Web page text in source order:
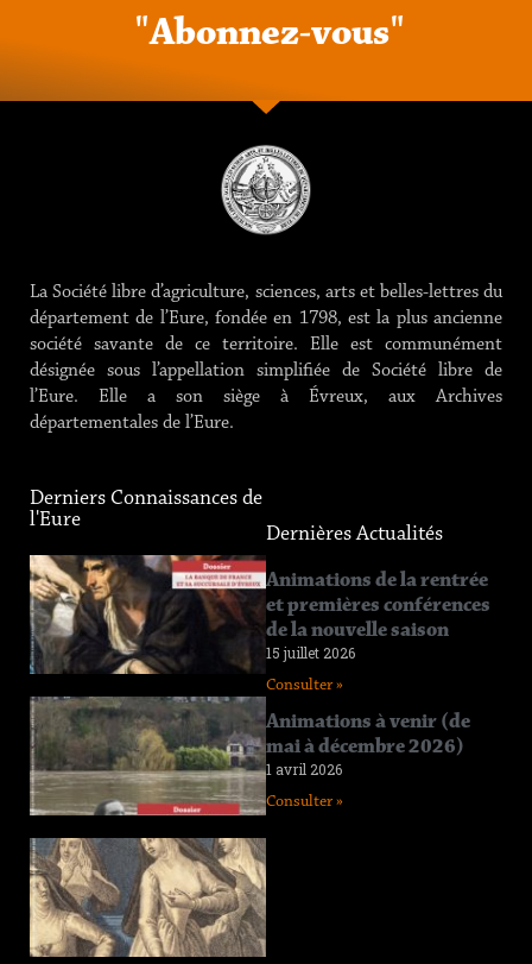
"Abonnez-vous"
La Société libre d’agriculture, sciences, arts et belles-lettres du
département de l’Eure, fondée en 1798, est la plus ancienne
société savante de ce territoire. Elle est communément
désignée sous l’appellation simplifiée de Société libre de
l’Eure. Elle a son siège à Évreux, aux Archives
départementales de l’Eure.
Derniers Connaissances de
l'Eure
Connaissance
de l’Eure
n°219
12 juin 2026
Connaissance
de l’Eure
n°218
11 avril 2026
Dernières Actualités
Animations de la rentrée
et premières conférences
de la nouvelle saison
15 juillet 2026
Consulter »
Animations à venir (de
mai à décembre 2026)
1 avril 2026
Consulter »